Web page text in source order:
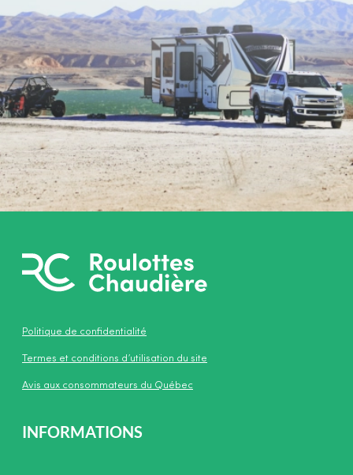
Politique de confidentialité
Termes et conditions d’utilisation du site
Avis aux consommateurs du Québec
INFORMATIONS